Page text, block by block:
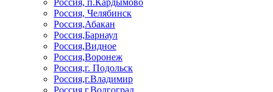
Россия, Челябинск
Россия,Абакан
Россия,Барнаул
Россия,Видное
Россия,Воронеж
Россия,г. Подольск
Россия,г.Владимир
Россия,г.Волгоград